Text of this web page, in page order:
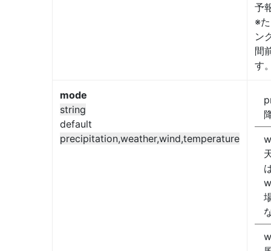
予
※
ン
間
す
mode
string
default
precipitation,weather,wind,temperature